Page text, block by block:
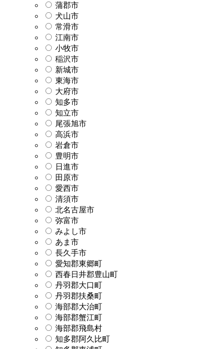
蒲郡市
犬山市
常滑市
江南市
小牧市
稲沢市
新城市
東海市
大府市
知多市
知立市
尾張旭市
高浜市
岩倉市
豊明市
日進市
田原市
愛西市
清須市
北名古屋市
弥富市
みよし市
あま市
長久手市
愛知郡東郷町
西春日井郡豊山町
丹羽郡大口町
丹羽郡扶桑町
海部郡大治町
海部郡蟹江町
海部郡飛島村
知多郡阿久比町